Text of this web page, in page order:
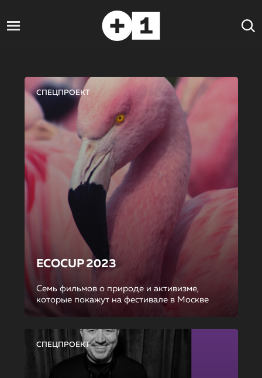
СПЕЦПРОЕКТ
ECOCUP 2023
Семь фильмов о природе и активизме,
которые покажут на фестивале в Москве
СПЕЦПРОЕКТ